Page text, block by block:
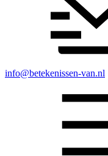
info@betekenissen-van.nl